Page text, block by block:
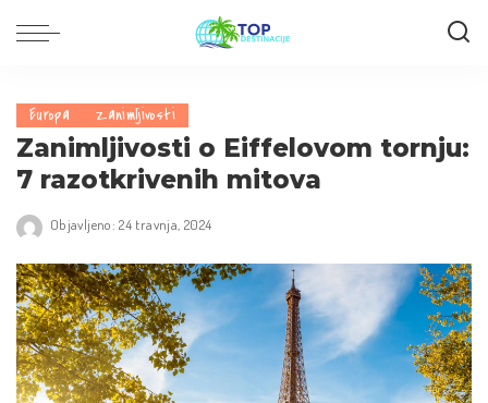
Europa Zanimljivosti
Zanimljivosti o Eiffelovom tornju:
7 razotkrivenih mitova
Objavljeno: 24 travnja, 2024